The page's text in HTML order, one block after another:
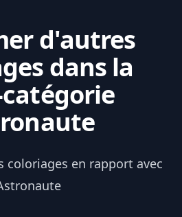
d'autres
dans la
coloriages en rapport avec